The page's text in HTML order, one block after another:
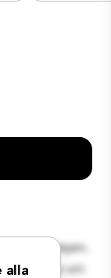
alla
Carlavägen,
erbjuder ett